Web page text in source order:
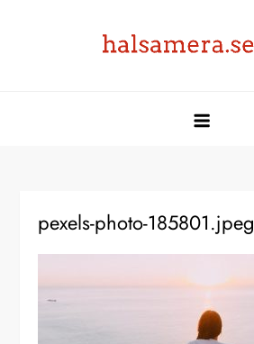
pexels-photo-185801.jpeg